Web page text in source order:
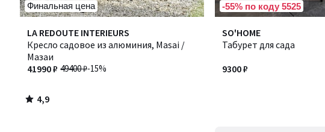
Финальная цена
LA REDOUTE INTERIEURS
Кресло садовое из алюминия, Masai /
Мазаи
49400 ₽-15%
41990 ₽
4,9
/ 5
4,9
/
-55% по коду 5525
SO'HOME
Табурет для сада
9300 ₽